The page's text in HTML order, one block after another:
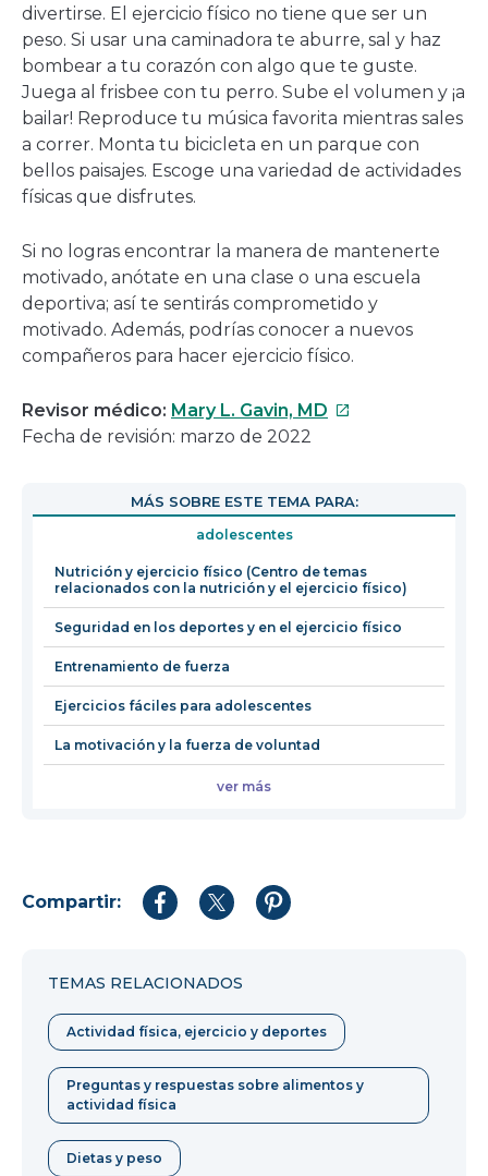
divertirse. El ejercicio físico no tiene que ser un
peso. Si usar una caminadora te aburre, sal y haz
bombear a tu corazón con algo que te guste.
Juega al frisbee con tu perro. Sube el volumen y ¡a
bailar! Reproduce tu música favorita mientras sales
a correr. Monta tu bicicleta en un parque con
bellos paisajes. Escoge una variedad de actividades
físicas que disfrutes.
Si no logras encontrar la manera de mantenerte
motivado, anótate en una clase o una escuela
deportiva; así te sentirás comprometido y
motivado. Además, podrías conocer a nuevos
compañeros para hacer ejercicio físico.
Revisor médico: Mary L. Gavin, MD Este
en
nueva
ventana
Fecha de revisión: marzo de 2022
MÁS SOBRE ESTE TEMA PARA:
adolescentes
Nutrición y ejercicio físico (Centro de temas
relacionados con la nutrición y el ejercicio físico)
Seguridad en los deportes y en el ejercicio físico
Entrenamiento de fuerza
Ejercicios fáciles para adolescentes
La motivación y la fuerza de voluntad
ver más
Compartir:
CompartirCompartirCompartir
TEMAS RELACIONADOS
Actividad física, ejercicio y deportes
Preguntas y respuestas sobre alimentos y
actividad física
Dietas y peso